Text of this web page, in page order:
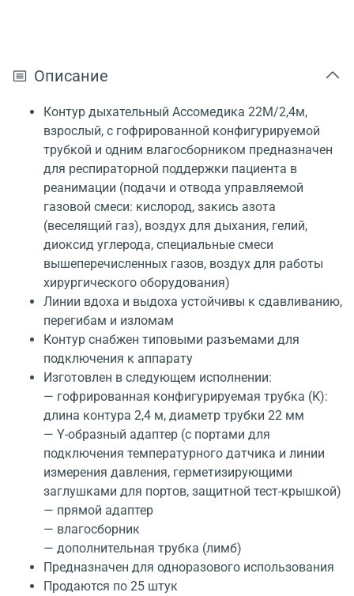
Описание
Контур дыхательный Ассомедика 22М/2,4м,
взрослый, с гофрированной конфигурируемой
трубкой и одним влагосборником предназначен
для респираторной поддержки пациента в
реанимации (подачи и отвода управляемой
газовой смеси: кислород, закись азота
(веселящий газ), воздух для дыхания, гелий,
диоксид углерода, специальные смеси
вышеперечисленных газов, воздух для работы
хирургического оборудования)
Линии вдоха и выдоха устойчивы к сдавливанию,
перегибам и изломам
Контур снабжен типовыми разъемами для
подключения к аппарату
Изготовлен в следующем исполнении:
— гофрированная конфигурируемая трубка (К):
длина контура 2,4 м, диаметр трубки 22 мм
— Y-образный адаптер (с портами для
подключения температурного датчика и линии
измерения давления, герметизирующими
заглушками для портов, защитной тест-крышкой)
— прямой адаптер
— влагосборник
— дополнительная трубка (лимб)
Предназначен для одноразового использования
Продаются по 25 штук